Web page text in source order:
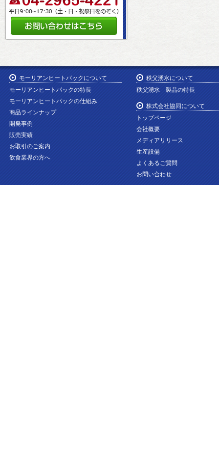
モーリアンヒートパックについて
モーリアンヒートパックの特長
モーリアンヒートパックの仕組み
商品ラインナップ
開発事例
販売実績
お取引のご案内
飲食業界の方へ
秩父湧水について
秩父湧水 製品の特長
株式会社協同について
トップページ
会社概要
メディアリリース
生産設備
よくあるご質問
お問い合わせ